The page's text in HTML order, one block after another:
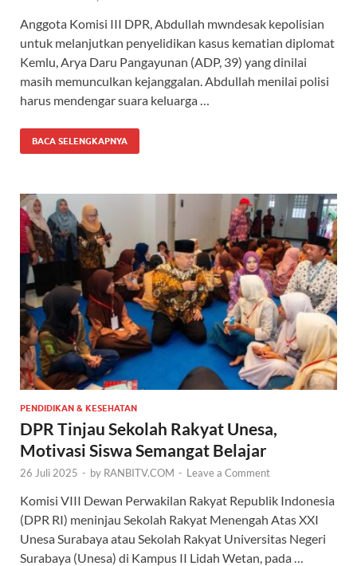
Anggota Komisi III DPR, Abdullah mwndesak kepolisian
untuk melanjutkan penyelidikan kasus kematian diplomat
Kemlu, Arya Daru Pangayunan (ADP, 39) yang dinilai
masih memunculkan kejanggalan. Abdullah menilai polisi
harus mendengar suara keluarga …
BACA SELENGKAPNYA
PENDIDIKAN & KESEHATAN
DPR Tinjau Sekolah Rakyat Unesa,
Motivasi Siswa Semangat Belajar
26 Juli 2025 - by RANBITV.COM - Leave a Comment
Komisi VIII Dewan Perwakilan Rakyat Republik Indonesia
(DPR RI) meninjau Sekolah Rakyat Menengah Atas XXI
Unesa Surabaya atau Sekolah Rakyat Universitas Negeri
Surabaya (Unesa) di Kampus II Lidah Wetan, pada …